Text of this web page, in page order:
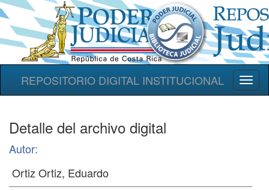
REPOSITORIO DIGITAL INSTITUCIONAL
Detalle del archivo digital
Autor: